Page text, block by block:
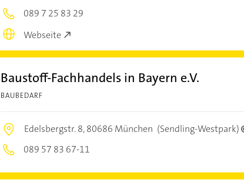
089 7 25 83 29
Webseite
Baustoff-Fachhandels in Bayern e.V.
BAUBEDARF
Edelsbergstr. 8,80686 München (Sendling-Westpark)
089 57 83 67-11